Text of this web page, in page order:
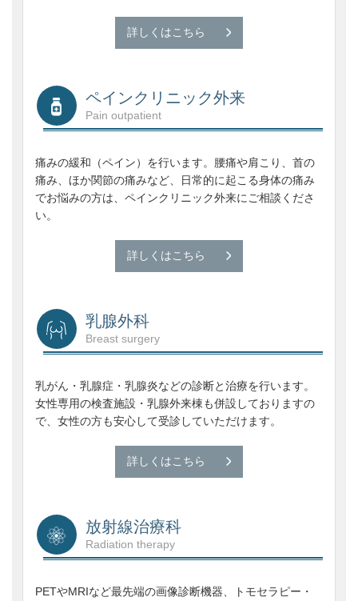
詳しくはこちら
ペインクリニック外来
Pain outpatient
痛みの緩和（ペイン）を行います。腰痛や肩こり、首の
痛み、ほか関節の痛みなど、日常的に起こる身体の痛み
でお悩みの方は、ペインクリニック外来にご相談くださ
い。
詳しくはこちら
乳腺外科
Breast surgery
乳がん・乳腺症・乳腺炎などの診断と治療を行います。
女性専用の検査施設・乳腺外来棟も併設しておりますの
で、女性の方も安心して受診していただけます。
詳しくはこちら
放射線治療科
Radiation therapy
PETやMRIなど最先端の画像診断機器、トモセラピー・